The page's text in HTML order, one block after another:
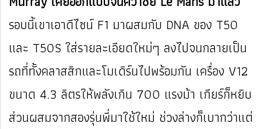
รอบนี้เขาเอาดีไซน์ F1 มาผสมกับ DNA ของ T50
และ T50S ใส่รายละเอียดใหม่ๆ ลงไปจนกลายเป็น
รถที่ทั้งคลาสสิกและโมเดิร์นไปพร้อมกัน เครื่อง V12
ขนาด 4.3 ลิตรให้พลังเกิน 700 แรงม้า เกียร์ก็หยิบ
ส่วนผสมจากสองรุ่นพี่มาใช้ใหม่ ช่วงล่างก็เบากว่าแต่